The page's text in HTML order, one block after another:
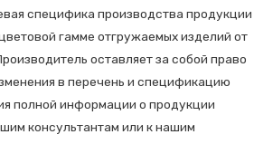
специфика производства продукции
гамме отгружаемых изделий от
оставляет за собой право
в перечень и спецификацию
полной информации о продукции
консультантам или к нашим